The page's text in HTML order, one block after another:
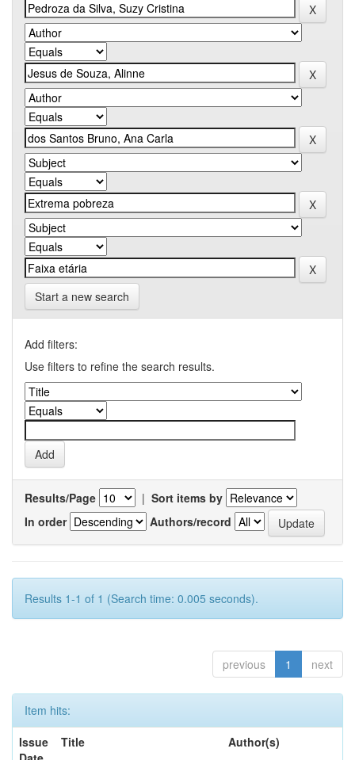
Start a new search
Add filters:
Use filters to refine the search results.
Results/Page | Sort items by
In order
Authors/record
Results 1-1 of 1 (Search time: 0.005 seconds).
previous 1 next
Item hits:
Issue
Title Author(s)